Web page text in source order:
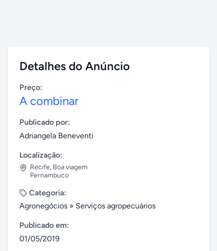
Detalhes do Anúncio
Preço:
A combinar
Publicado por:
Adriangela Beneventi
Localização:
Recife, Boa viagem
Pernambuco
Categoria:
Agronegócios » Serviços agropecuários
Publicado em:
01/05/2019